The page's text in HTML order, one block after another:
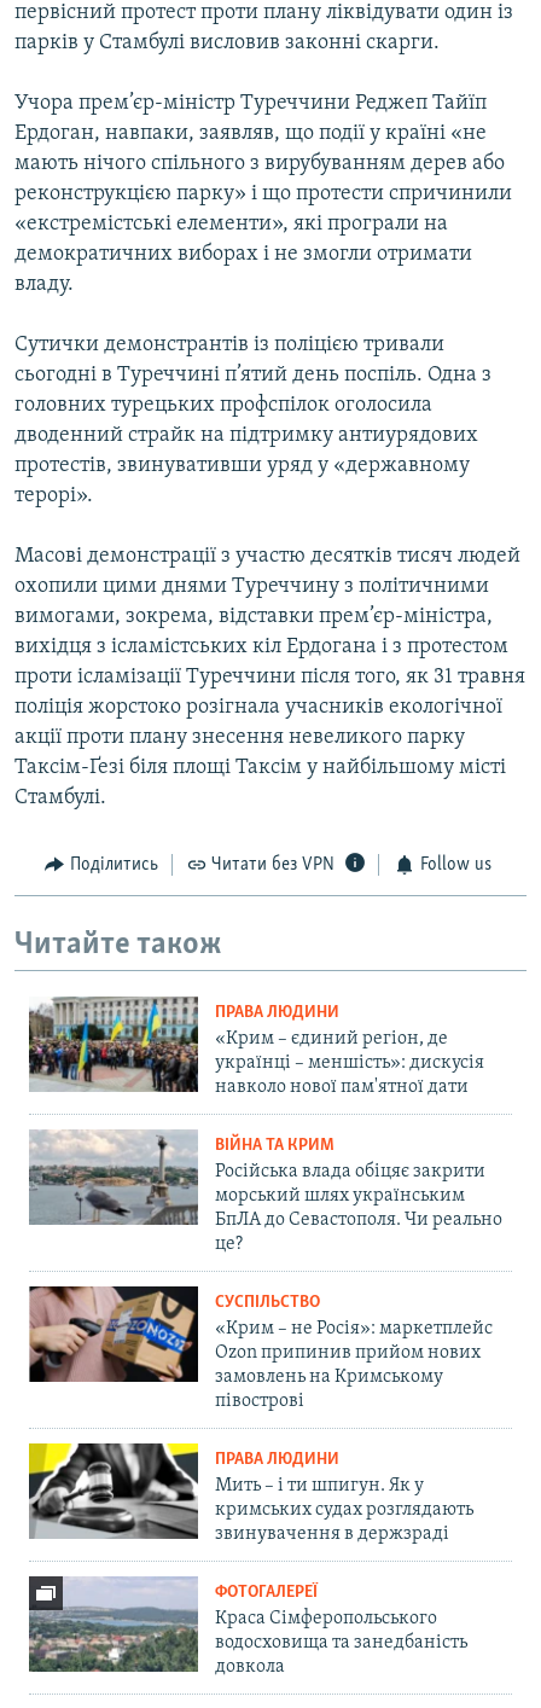
первісний протест проти плану ліквідувати один із
парків у Стамбулі висловив законні скарги.
Учора прем’єр-міністр Туреччини Реджеп Тайїп
Ердоган, навпаки, заявляв, що події у країні «не
мають нічого спільного з вирубуванням дерев або
реконструкцією парку» і що протести спричинили
«екстремістські елементи», які програли на
демократичних виборах і не змогли отримати
владу.
Сутички демонстрантів із поліцією тривали
сьогодні в Туреччині п’ятий день поспіль. Одна з
головних турецьких профспілок оголосила
дводенний страйк на підтримку антиурядових
протестів, звинувативши уряд у «державному
терорі».
Масові демонстрації з участю десятків тисяч людей
охопили цими днями Туреччину з політичними
вимогами, зокрема, відставки прем’єр-міністра,
вихідця з ісламістських кіл Ердогана і з протестом
проти ісламізації Туреччини після того, як 31 травня
поліція жорстоко розігнала учасників екологічної
акції проти плану знесення невеликого парку
Таксім-Ґезі біля площі Таксім у найбільшому місті
Стамбулі.
Поділитись Читати без VPN Follow us
Читайте також
ПРАВА ЛЮДИНИ
«Крим – єдиний регіон, де
українці – меншість»: дискусія
навколо нової пам'ятної дати
ВІЙНА ТА КРИМ
Російська влада обіцяє закрити
морський шлях українським
БпЛА до Севастополя. Чи реально
це?
СУСПІЛЬСТВО
«Крим – не Росія»: маркетплейс
Ozon припинив прийом нових
замовлень на Кримському
півострові
ПРАВА ЛЮДИНИ
Мить – і ти шпигун. Як у
кримських судах розглядають
звинувачення в держзраді
ФОТОГАЛЕРЕЇ
Краса Сімферопольського
водосховища та занедбаність
довкола